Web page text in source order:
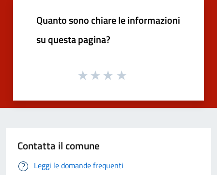
Quanto sono chiare le informazioni
su questa pagina?
Contatta il comune
Leggi le domande frequenti